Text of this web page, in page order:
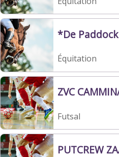
*De
Équitation
ZVC
Futsal
PUTCREW